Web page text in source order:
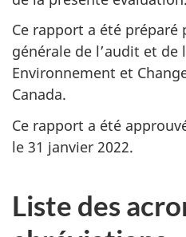
Ce rapport a été préparé
générale de l’audit et de
Environnement et
Canada.
Ce rapport a été
le 31 janvier 2022.
Liste des